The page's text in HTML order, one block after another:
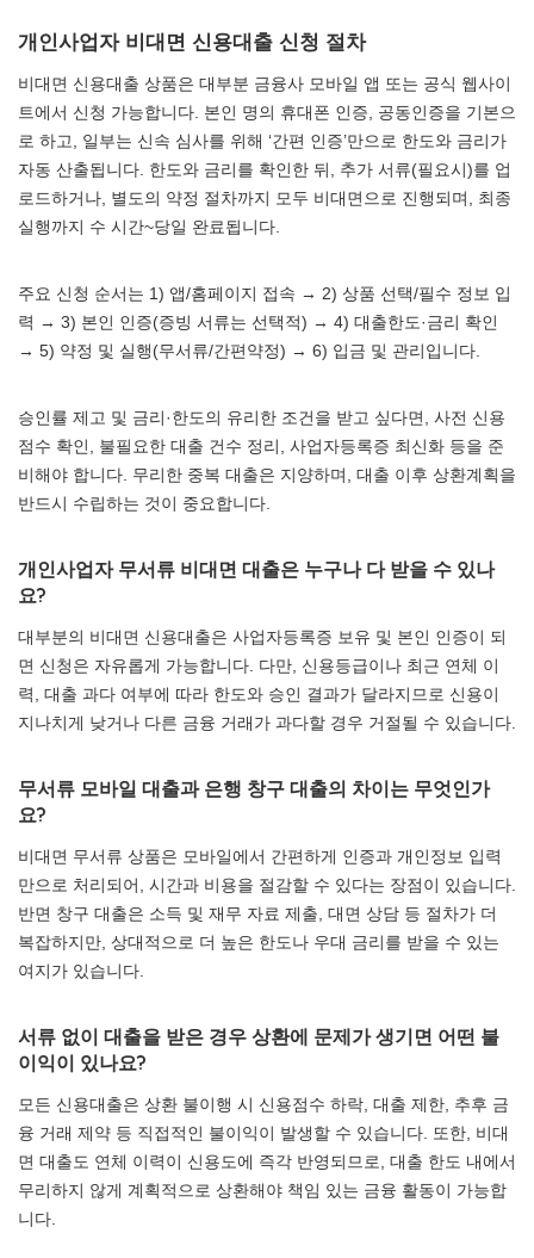
개인사업자 비대면 신용대출 신청 절차
비대면 신용대출 상품은 대부분 금융사 모바일 앱 또는 공식 웹사이
트에서 신청 가능합니다. 본인 명의 휴대폰 인증, 공동인증을 기본으
로 하고, 일부는 신속 심사를 위해 ‘간편 인증’만으로 한도와 금리가
자동 산출됩니다. 한도와 금리를 확인한 뒤, 추가 서류(필요시)를 업
로드하거나, 별도의 약정 절차까지 모두 비대면으로 진행되며, 최종
실행까지 수 시간~당일 완료됩니다.
주요 신청 순서는 1) 앱/홈페이지 접속 → 2) 상품 선택/필수 정보 입
력 → 3) 본인 인증(증빙 서류는 선택적) → 4) 대출한도·금리 확인
→ 5) 약정 및 실행(무서류/간편약정) → 6) 입금 및 관리입니다.
승인률 제고 및 금리·한도의 유리한 조건을 받고 싶다면, 사전 신용
점수 확인, 불필요한 대출 건수 정리, 사업자등록증 최신화 등을 준
비해야 합니다. 무리한 중복 대출은 지양하며, 대출 이후 상환계획을
반드시 수립하는 것이 중요합니다.
개인사업자 무서류 비대면 대출은 누구나 다 받을 수 있나
요?
대부분의 비대면 신용대출은 사업자등록증 보유 및 본인 인증이 되
면 신청은 자유롭게 가능합니다. 다만, 신용등급이나 최근 연체 이
력, 대출 과다 여부에 따라 한도와 승인 결과가 달라지므로 신용이
지나치게 낮거나 다른 금융 거래가 과다할 경우 거절될 수 있습니다.
무서류 모바일 대출과 은행 창구 대출의 차이는 무엇인가
요?
비대면 무서류 상품은 모바일에서 간편하게 인증과 개인정보 입력
만으로 처리되어, 시간과 비용을 절감할 수 있다는 장점이 있습니다.
반면 창구 대출은 소득 및 재무 자료 제출, 대면 상담 등 절차가 더
복잡하지만, 상대적으로 더 높은 한도나 우대 금리를 받을 수 있는
여지가 있습니다.
서류 없이 대출을 받은 경우 상환에 문제가 생기면 어떤 불
이익이 있나요?
모든 신용대출은 상환 불이행 시 신용점수 하락, 대출 제한, 추후 금
융 거래 제약 등 직접적인 불이익이 발생할 수 있습니다. 또한, 비대
면 대출도 연체 이력이 신용도에 즉각 반영되므로, 대출 한도 내에서
무리하지 않게 계획적으로 상환해야 책임 있는 금융 활동이 가능합
니다.